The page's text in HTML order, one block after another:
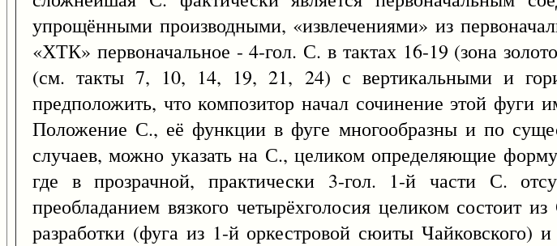
упрощёнными производными, «извлечениями» из
«ХТК» первоначальное - 4-гол. С. в тактах 16-19 (зона
(см. такты 7, 10, 14, 19, 21, 24) с вертикальными и
предположить, что композитор начал сочинение этой
Положение С., её функции в фуге многообразны и по
случаев, можно указать на С., целиком определяющие
где в прозрачной, практически 3-гол. 1-й части С.
преобладанием вязкого четырёхголосия целиком
разработки (фуга из 1-й оркестровой сюиты Чайковского)